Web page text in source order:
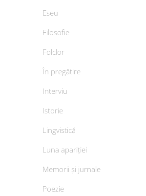
Eseu
Filosofie
Folclor
În pregătire
Interviu
Istorie
Lingvistică
Luna apariției
Memorii și jurnale
Poezie